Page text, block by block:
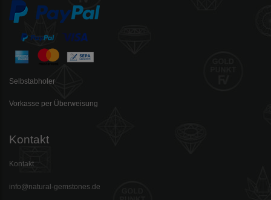
Selbstabholer
Vorkasse per Überweisung
Kontakt
Kontakt
info@natural-gemstones.de